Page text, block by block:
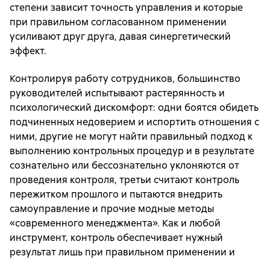
степени зависит точность управления и которые
при правильном согласованном применении
усиливают друг друга, давая синергетический
эффект.
Контролируя работу сотрудников, большинство
руководителей испытывают растерянность и
психологический дискомфорт: одни боятся обидеть
подчиненных недоверием и испортить отношения с
ними, другие не могут найти правильный подход к
выполнению контрольных процедур и в результате
сознательно или бессознательно уклоняются от
проведения контроля, третьи считают контроль
пережитком прошлого и пытаются внедрить
самоуправление и прочие модные методы
«современного менеджмента». Как и любой
инструмент, контроль обеспечивает нужный
результат лишь при правильном применении и